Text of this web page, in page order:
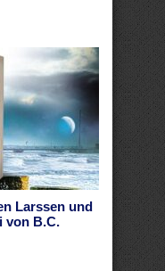
Larssen und
von B.C.